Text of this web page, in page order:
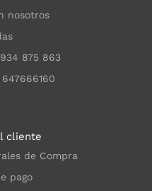
nosotros
875 863
cliente
de Compra
pago